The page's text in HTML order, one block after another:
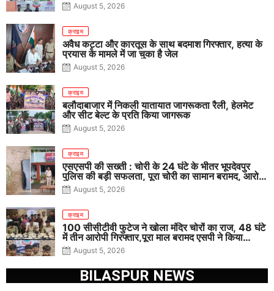
August 5, 2026
क्राइम
अवैध कट्टा और कारतूस के साथ बदमाश गिरफ्तार, हत्या के
प्रयास के मामले में जा चुका है जेल
August 5, 2026
क्राइम
बलौदाबाजार में निकली यातायात जागरूकता रैली, हेलमेट
और सीट बेल्ट के प्रति किया जागरूक
August 5, 2026
क्राइम
एसएसपी की सख्ती : चोरी के 24 घंटे के भीतर भूपदेवपुर
पुलिस की बड़ी सफलता, पूरा चोरी का सामान बरामद, आरोपी
गिरफ्तार
August 5, 2026
क्राइम
100 सीसीटीवी फुटेज ने खोला मंदिर चोरों का राज, 48 घंटे
में तीन आरोपी गिरफ्तार,पूरा माल बरामद एसपी ने किया
खुलासाAugust 5, 2026
BILASPUR NEWS